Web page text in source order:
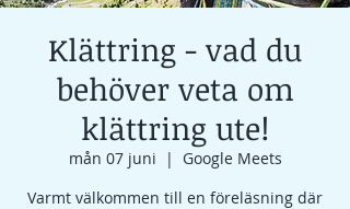
Klättring - vad du
behöver veta om
klättring ute!
mån 07 juni
  |
Google Meets
Varmt välkommen till en föreläsning där